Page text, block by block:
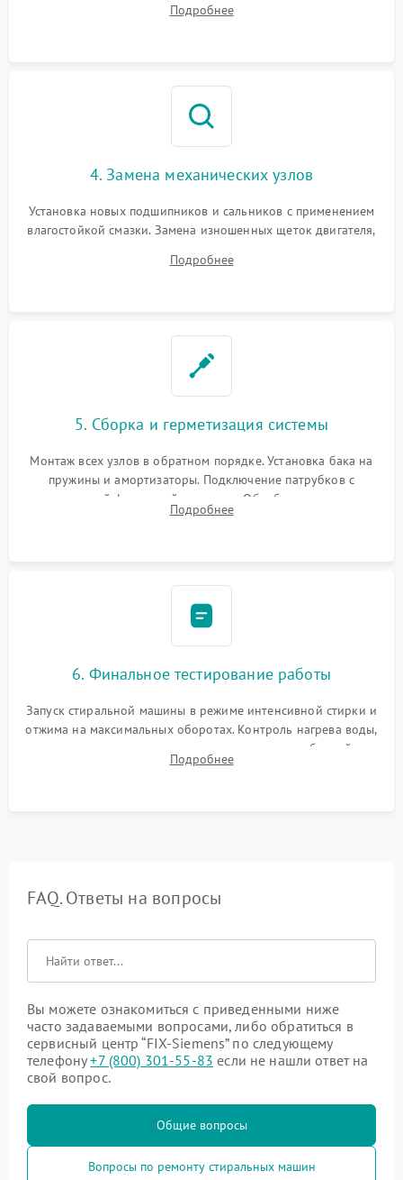
Восстановление целостности проводки и контактов.
Подробнее
4. Замена механических узлов
Установка новых подшипников и сальников с применением
влагостойкой смазки. Замена изношенных щеток двигателя,
или поврежденной резиновой манжеты.
Подробнее
5. Сборка и герметизация системы
Монтаж всех узлов в обратном порядке. Установка бака на
пружины и амортизаторы. Подключение патрубков с
надежной фиксацией хомутами. Обработка стыков
герметиком для предотвращения возможных протечек воды.
Подробнее
6. Финальное тестирование работы
Запуск стиральной машины в режиме интенсивной стирки и
отжима на максимальных оборотах. Контроль нагрева воды,
корректности слива, отсутствия излишних вибраций,
посторонних стуков и протечек под корпусом.
Подробнее
FAQ. Ответы на вопросы
Вы можете ознакомиться с приведенными ниже
часто задаваемыми вопросами, либо обратиться в
сервисный центр “FIX-Siemens” по следующему
телефону+7 (800) 301-55-83 если не нашли ответ на
свой вопрос.
Общие вопросы
Вопросы по ремонту стиральных машин